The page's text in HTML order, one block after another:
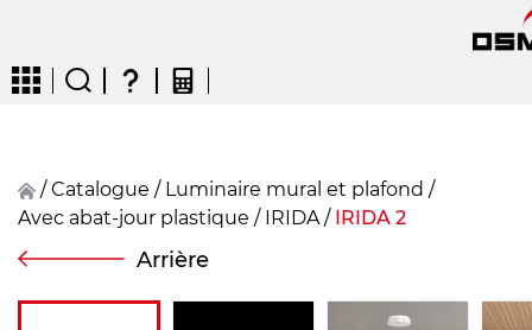
CZENDEFRFIN
/ Catalogue / Luminaire mural et plafond /
Avec abat-jour plastique / IRIDA/ IRIDA 2
Arrière